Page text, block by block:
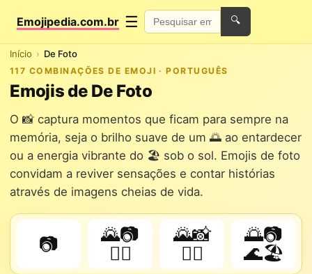
Emojipedia.com.br ☰ 🔍
Início De Foto
117 COMBINAÇÕES DE EMOJI · PORTUGUÊS
Emojis de De Foto
O 📸 captura momentos que ficam para sempre na
memória, seja o brilho suave de um 🌅 ao entardecer
ou a energia vibrante do 🏖️ sob o sol. Emojis de foto
convidam a reviver sensações e contar histórias
através de imagens cheias de vida.
📷
🌄📷
🚴‍♂️
🌄📸
🚶‍♀️
🌅📷
🌊🏖️